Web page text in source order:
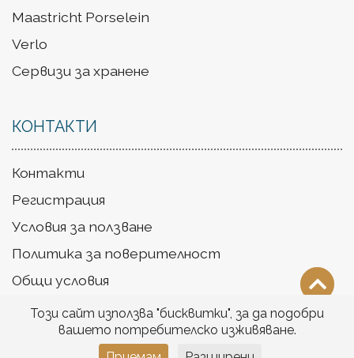
Maastricht Porselein
Verlo
Сервизи за хранене
КОНТАКТИ
Контакти
Регистрация
Условия за ползване
Политика за поверителност
Общи условия
Доставка
Този сайт използва "бисквитки", за да подобри
вашето потребителско изживяване.